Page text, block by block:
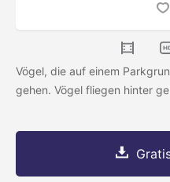
Vögel, die auf einem
gehen. Vögel fliegen hinter